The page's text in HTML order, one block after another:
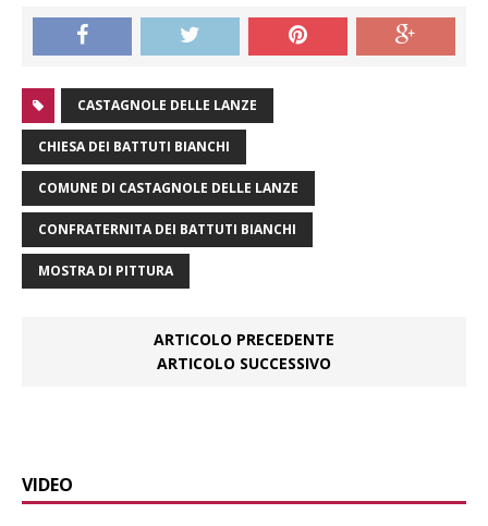
CASTAGNOLE DELLE LANZE
CHIESA DEI BATTUTI BIANCHI
COMUNE DI CASTAGNOLE DELLE LANZE
CONFRATERNITA DEI BATTUTI BIANCHI
MOSTRA DI PITTURA
ARTICOLO PRECEDENTE
ARTICOLO SUCCESSIVO
VIDEO